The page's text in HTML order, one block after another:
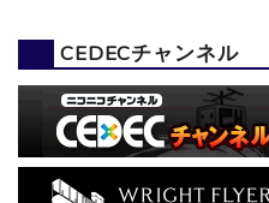
CEDECチャンネル